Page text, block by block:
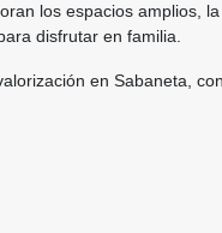
los espacios amplios,
disfrutar en familia.
en Sabaneta,